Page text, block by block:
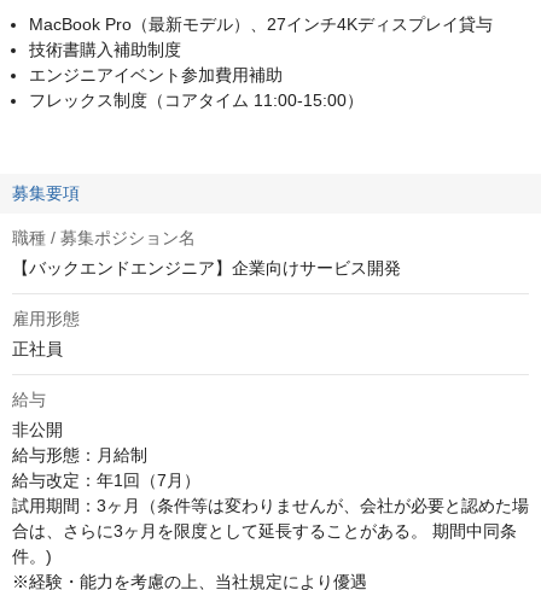
MacBook Pro（最新モデル）、27インチ4Kディスプレイ貸与
技術書購入補助制度
エンジニアイベント参加費用補助
フレックス制度（コアタイム 11:00-15:00）
募集要項
職種 / 募集ポジション名
【バックエンドエンジニア】企業向けサービス開発
雇用形態
正社員
給与
非公開
給与形態：月給制
給与改定：年1回（7月）
試用期間：3ヶ月（条件等は変わりませんが、会社が必要と認めた場
合は、さらに3ヶ月を限度として延長することがある。 期間中同条
件。)
※経験・能力を考慮の上、当社規定により優遇